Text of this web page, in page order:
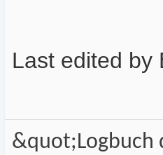
Last edited by
&quot;Logbuch